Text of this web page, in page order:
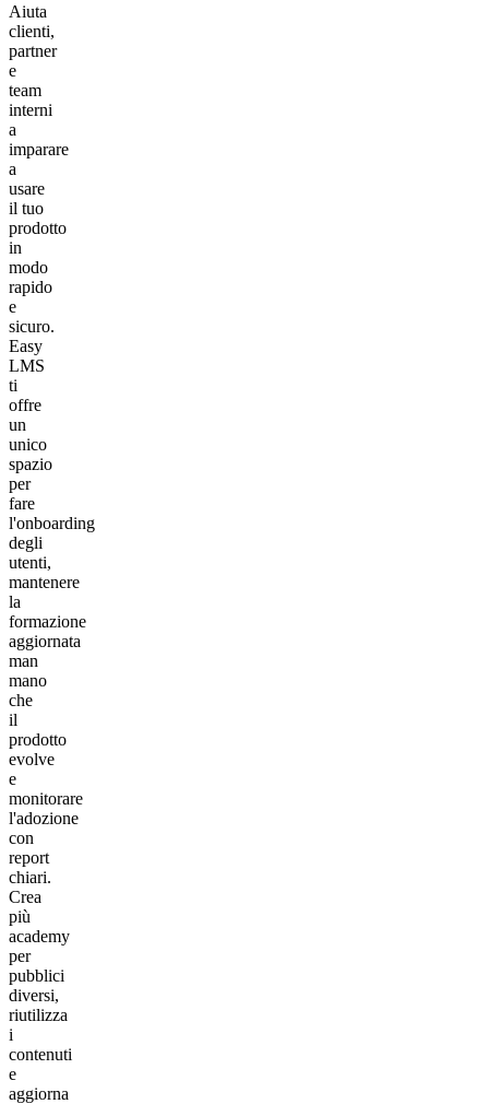
Aiuta
clienti,
partner
e
team
interni
a
imparare
a
usare
il tuo
prodotto
in
modo
rapido
e
sicuro.
Easy
LMS
ti
offre
un
unico
spazio
per
fare
l'onboarding
degli
utenti,
mantenere
la
formazione
aggiornata
man
mano
che
il
prodotto
evolve
e
monitorare
l'adozione
con
report
chiari.
Crea
più
academy
per
pubblici
diversi,
riutilizza
i
contenuti
e
aggiorna